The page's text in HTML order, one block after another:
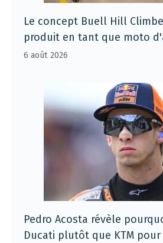
Le concept Buell Hill
produit en tant que moto
6 août 2026
Pedro Acosta révèle
Ducati plutôt que KTM